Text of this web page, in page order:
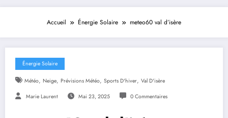
Accueil Énergie Solaire meteo60 val d’isère
Énergie Solaire
Météo, Neige, Prévisions Météo, Sports D'hiver, Val D'isère
Marie Laurent Mai 23, 2025 0 Commentaires